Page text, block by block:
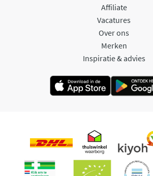
Affiliate
Vacatures
Over ons
Merken
Inspiratie & advies